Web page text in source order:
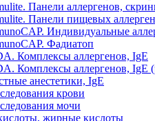
Панели аллергенов,
Панели пищевых
Индивидуальные
Фадиатоп
Комплексы аллергенов, IgE
Комплексы аллергенов, IgE
анестетики, IgE
крови
мочи
жирные кислоты